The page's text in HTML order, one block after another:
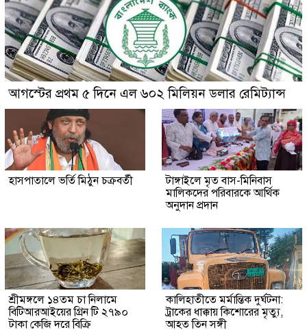
আগস্টের প্রথম ৫ দিনে এল ৬০২ মিলিয়ন ডলার রেমিট্যান্স
হাসপাতালে ভর্তি মিঠুন চক্রবর্তী
টাঙ্গাইলে মৃত বাস-মিনিবাস
মালিকদের পরিবারকে আর্থিক
অনুদান প্রদান
শ্রীমঙ্গলে ১৪তম চা নিলামে
বিটিআরআইয়ের গ্রিন টি ২৭৯০
টাকা কেজি দরে বিক্রি
কালিহাতীতে মর্মান্তিক দুর্ঘটনা:
ট্রাকের ধাক্কায় কিশোরের মৃত্যু,
আহত তিন সঙ্গী